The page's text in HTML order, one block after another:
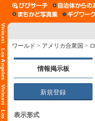
ワールド > アメリカ合衆国 >
情報掲示板
新規登録
表示形式